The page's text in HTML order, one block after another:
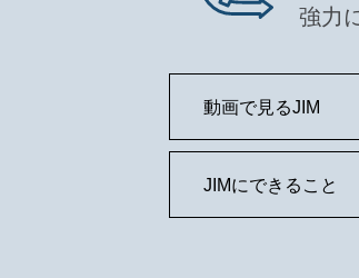
強力
動画で見るJIM
JIMにできること